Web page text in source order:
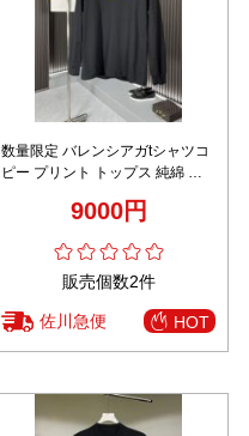
数量限定 バレンシアガtシャツコ
ピー プリント トップス 純綿 カ
9000円
販売個数2件
佐川急便 HOT